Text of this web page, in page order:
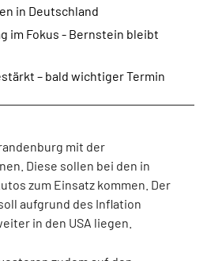
in Deutschland
im Fokus - Bernstein bleibt
– bald wichtiger Termin
mit der
Diese sollen bei den in
zum Einsatz kommen. Der
aufgrund des Inflation
in den USA liegen.